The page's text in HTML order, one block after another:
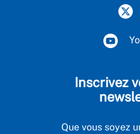
Inscrivez
Que vous soyez